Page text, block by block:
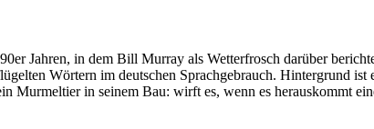
Jahren, in dem Bill Murray als Wetterfrosch darüber
Wörtern im deutschen Sprachgebrauch. Hintergrund ist
Murmeltier in seinem Bau: wirft es, wenn es herauskommt